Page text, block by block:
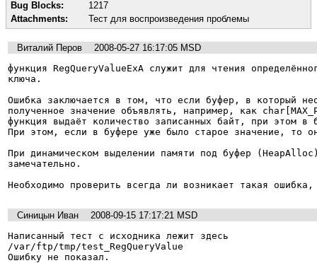
Bug Blocks:
1217
Attachments:
Тест для воспроизведения проблемы
Виталий Перов
2008-05-27 16:17:05 MSD
функция RegQueryValueExA служит для чтения
ключа.
Ошибка заключается в том, что если буфер, в который
полученное значение объявлять, например, как
функция выдаёт количество записанных байт, при этом в
При этом, если в буфере уже было старое значение, то
При динамическом выделении памяти под буфер
замечательно.
Необходимо проверить всегда ли возникает такая
Синицын Иван
2008-09-15 17:17:21 MSD
Написанный тест с исходника лежит здесь
/var/ftp/tmp/test_RegQueryValue
Ошибку не показал.